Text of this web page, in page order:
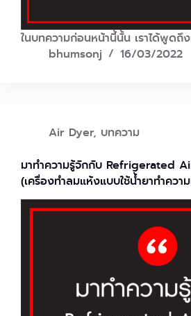
ในบทความก่อนหน้านี้นั้น เราได้พูดถึง
bhumsonj
16/03/2022
Air Dyer, บทความ
มาทำความรู้จักกับ Refrigerated
(เครื่องทำลมแห้งแบบใช้น้ำยาทำควา